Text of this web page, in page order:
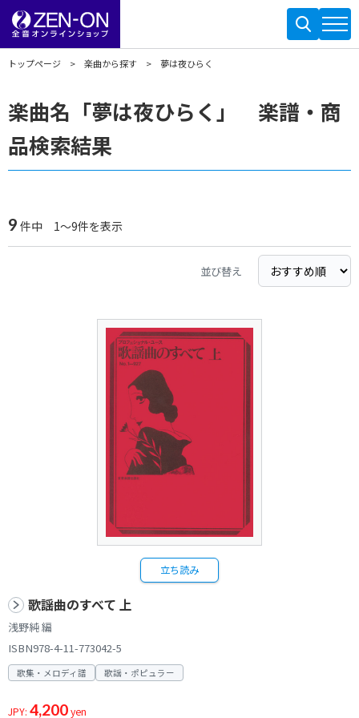
トップページ 楽曲から探す 夢は夜ひらく
楽曲名「夢は夜ひらく」 楽譜・商
品検索結果
9 件中 1～9件を表示
並び替え
立ち読み
歌謡曲のすべて 上
浅野純 編
ISBN978-4-11-773042-5
歌集・メロディ譜 歌謡・ポピュラー
JPY: 4,200yen